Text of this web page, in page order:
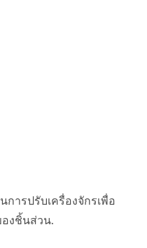
ารปรับเครื่องจักรเพื่อ
องชิ้นส่วน.